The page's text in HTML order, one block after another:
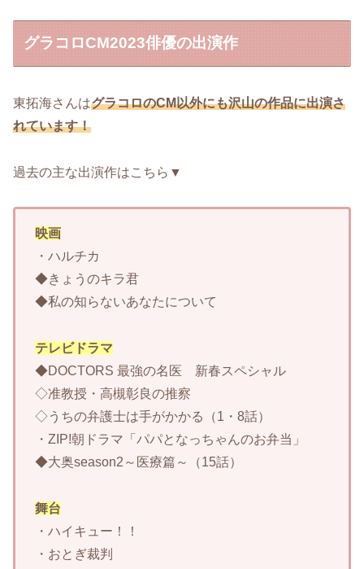
グラコロCM2023俳優の出演作
東拓海さんはグラコロのCM以外にも沢山の作品に出演さ
れています！
過去の主な出演作はこちら▼
映画
・ハルチカ
◆きょうのキラ君
◆私の知らないあなたについて
テレビドラマ
◆DOCTORS 最強の名医 新春スペシャル
◇准教授・高槻彰良の推察
◇うちの弁護士は手がかかる（1・8話）
・ZIP!朝ドラマ「パパとなっちゃんのお弁当」
◆大奥season2～医療篇～（15話）
舞台
・ハイキュー！！
・おとぎ裁判